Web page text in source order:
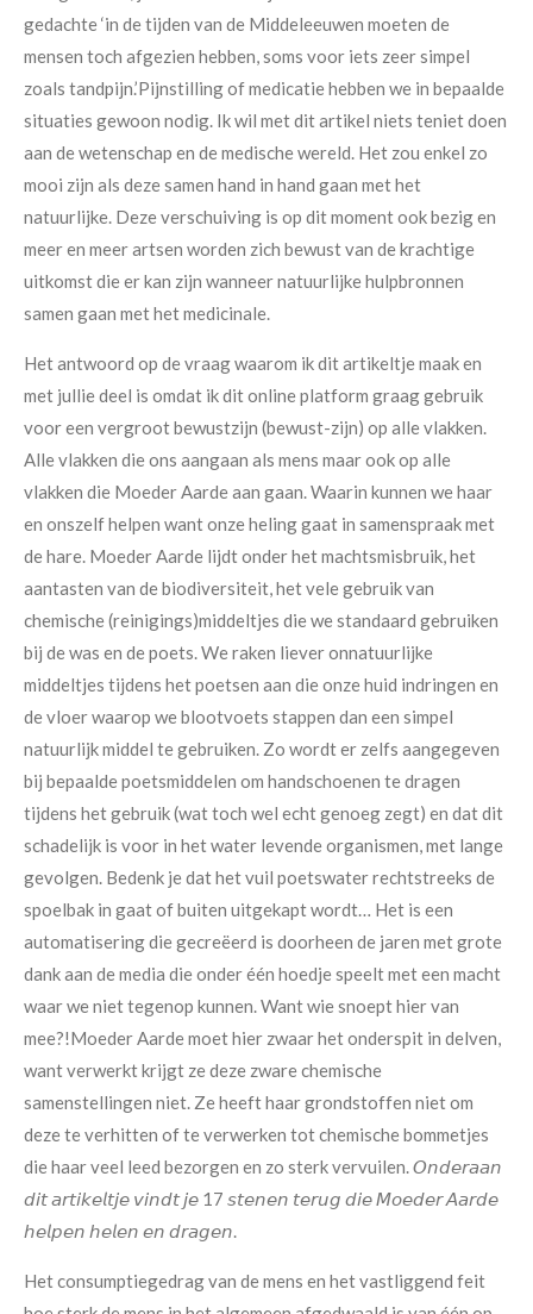
gedachte ‘in de tijden van de Middeleeuwen moeten de
mensen toch afgezien hebben, soms voor iets zeer simpel
zoals tandpijn.’Pijnstilling of medicatie hebben we in bepaalde
situaties gewoon nodig. Ik wil met dit artikel niets teniet doen
aan de wetenschap en de medische wereld. Het zou enkel zo
mooi zijn als deze samen hand in hand gaan met het
natuurlijke. Deze verschuiving is op dit moment ook bezig en
meer en meer artsen worden zich bewust van de krachtige
uitkomst die er kan zijn wanneer natuurlijke hulpbronnen
samen gaan met het medicinale.
Het antwoord op de vraag waarom ik dit artikeltje maak en
met jullie deel is omdat ik dit online platform graag gebruik
voor een vergroot bewustzijn (bewust-zijn) op alle vlakken.
Alle vlakken die ons aangaan als mens maar ook op alle
vlakken die Moeder Aarde aan gaan. Waarin kunnen we haar
en onszelf helpen want onze heling gaat in samenspraak met
de hare. Moeder Aarde lijdt onder het machtsmisbruik, het
aantasten van de biodiversiteit, het vele gebruik van
chemische (reinigings)middeltjes die we standaard gebruiken
bij de was en de poets.We raken liever onnatuurlijke
middeltjes tijdens het poetsen aan die onze huid indringen en
de vloer waarop we blootvoets stappen dan een simpel
natuurlijk middel te gebruiken. Zo wordt er zelfs aangegeven
bij bepaalde poetsmiddelen om handschoenen te dragen
tijdens het gebruik (wat toch wel echt genoeg zegt) en dat dit
schadelijk is voor in het water levende organismen, met lange
gevolgen. Bedenk je dat het vuil poetswater rechtstreeks de
spoelbak in gaat of buiten uitgekapt wordt… Het is een
automatisering die gecreëerd is doorheen de jaren met grote
dank aan de media die onder één hoedje speelt met een macht
waar we niet tegenop kunnen.Want wie snoept hier van
mee?!Moeder Aarde moet hier zwaar het onderspit in delven,
want verwerkt krijgt ze deze zware chemische
samenstellingen niet. Ze heeft haar grondstoffen niet om
deze te verhitten of te verwerken tot chemische bommetjes
die haar veel leed bezorgen en zo sterk vervuilen.𝘖𝘯𝘥𝘦𝘳𝘢𝘢𝘯
𝘥𝘪𝘵 𝘢𝘳𝘵𝘪𝘬𝘦𝘭𝘵𝘫𝘦 𝘷𝘪𝘯𝘥𝘵 𝘫𝘦 17 𝘴𝘵𝘦𝘯𝘦𝘯 𝘵𝘦𝘳𝘶𝘨 𝘥𝘪𝘦 𝘔𝘰𝘦𝘥𝘦𝘳 𝘈𝘢𝘳𝘥𝘦
𝘩𝘦𝘭𝘱𝘦𝘯 𝘩𝘦𝘭𝘦𝘯 𝘦𝘯 𝘥𝘳𝘢𝘨𝘦𝘯.
Het consumptiegedrag van de mens en het vastliggend feit